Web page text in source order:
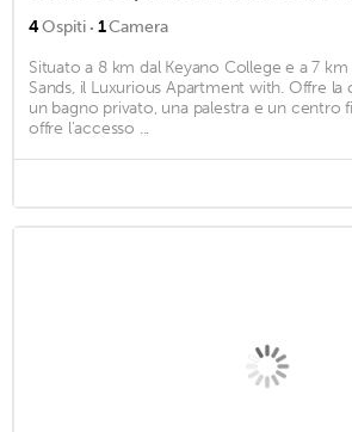
4Ospiti · 1Camera
Situato a 8 km dal Keyano College e a 7 km
Sands, il Luxurious Apartment with. Offre la
un bagno privato, una palestra e un centro
offre l'accesso ...